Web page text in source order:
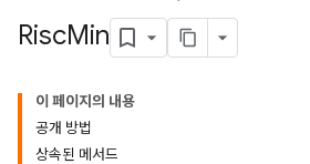
RiscMin
이 페이지의 내용
공개 방법
상속된 메서드